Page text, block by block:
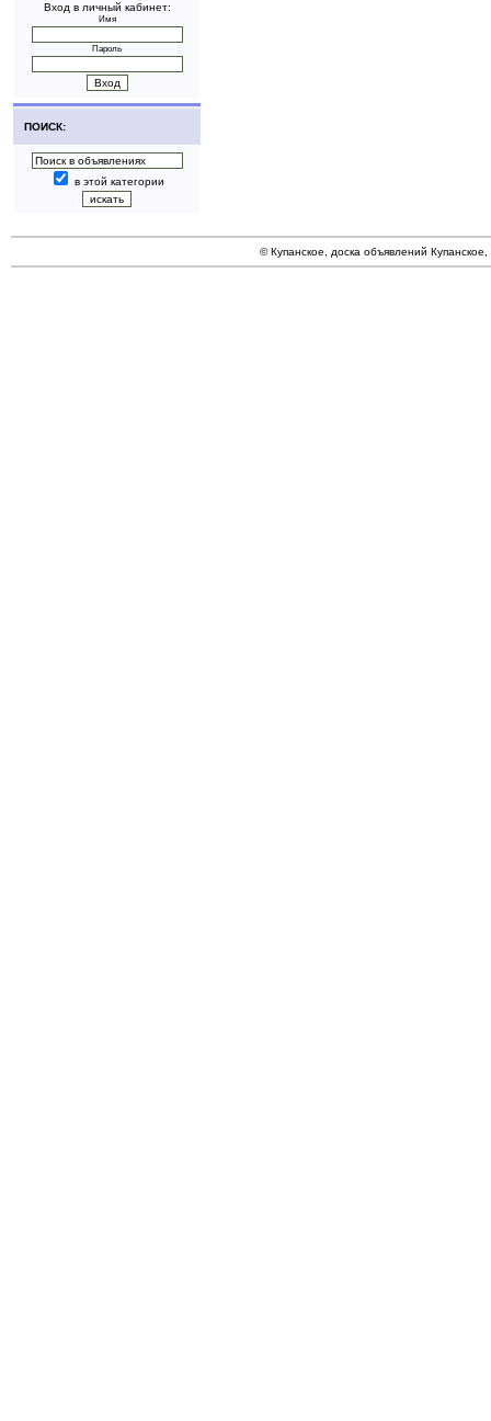
Вход в личный кабинет:
Имя
Пароль
ПОИСК:
в этой категории
© Купанское, доска объявлений